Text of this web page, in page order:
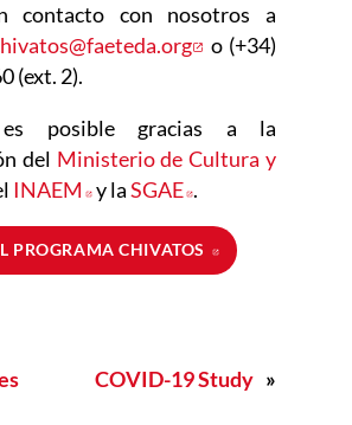
contacto con nosotros a
Abre en nueva
o (+34)
(ext. 2).
es posible gracias a la
del Ministerio de Cultura y
en nueva ventana
INAEM Abre en nueva ventana
y laSGAE Abre en nueva
.
PROGRAMA CHIVATOS ABRE EN
COVID-19 Study »